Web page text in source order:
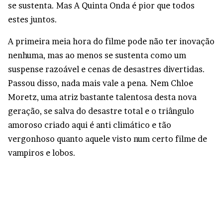
se sustenta. Mas A Quinta Onda é pior que todos
estes juntos.
A primeira meia hora do filme pode não ter inovação
nenhuma, mas ao menos se sustenta como um
suspense razoável e cenas de desastres divertidas.
Passou disso, nada mais vale a pena. Nem Chloe
Moretz, uma atriz bastante talentosa desta nova
geração, se salva do desastre total e o triângulo
amoroso criado aqui é anti climático e tão
vergonhoso quanto aquele visto num certo filme de
vampiros e lobos.